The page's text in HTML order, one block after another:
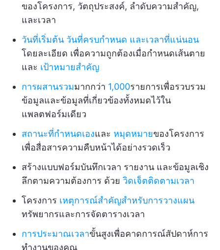
ของโครงการ, วัตถุประสงค์, ลำดับความสำคัญ,
และเวลา
วันที่เริ่มต้น วันที่ครบกำหนด และเวลาที่แน่นอน
โดยละเอียด เพื่อความถูกต้องเมื่อกำหนดเส้นตาย
และ เป้าหมายสำคัญ
การผสานรวมมากกว่า 1,000รายการเพื่อรวบรวม
ข้อมูลและข้อมูลที่เกี่ยวข้องทั้งหมดไว้ใน
แพลตฟอร์มเดียว
สถานะที่กำหนดเองและ หมุดหมายของโครงการ
เพื่อสื่อสารความคืบหน้าได้อย่างรวดเร็ว
สร้างแบบฟอร์มบันทึกเวลา รายงาน และข้อมูลเชิง
ลึกตามความต้องการ ด้วย วิดเจ็ตติดตามเวลา
โครงการ เหตุการณ์สำคัญสำหรับการวางแผน
ทรัพยากรและการจัดตารางเวลา
การประมาณเวลาขั้นสูงเพื่อคาดการณ์สัปดาห์การ
ทำงานของคุณ